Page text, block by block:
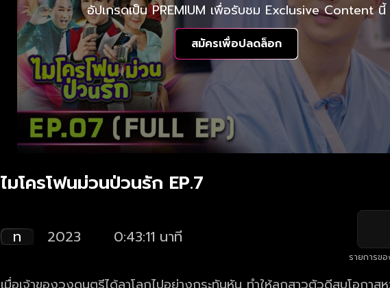
อัปเกรดเป็น PREMIUM เพื่อรับชม Exclusive Content นี้
สมัครเพื่อปลดล็อก
ไมโครโฟนม่วนป่วนรัก EP.7
ท 2023 0:43:11 นาที
รายการข